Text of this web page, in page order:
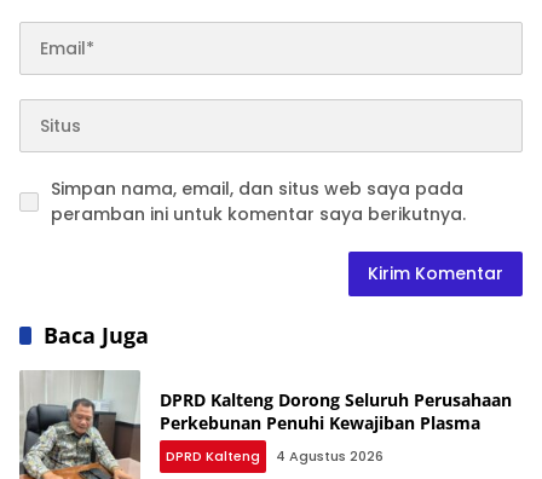
Simpan nama, email, dan situs web saya pada
peramban ini untuk komentar saya berikutnya.
Baca Juga
DPRD Kalteng Dorong Seluruh Perusahaan
Perkebunan Penuhi Kewajiban Plasma
DPRD Kalteng 4 Agustus 2026